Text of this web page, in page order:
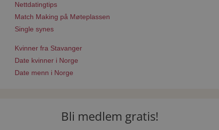
Nettdatingtips
Match Making på Møteplassen
Single synes
Kvinner fra Stavanger
Date kvinner i Norge
Date menn i Norge
Bli medlem gratis!